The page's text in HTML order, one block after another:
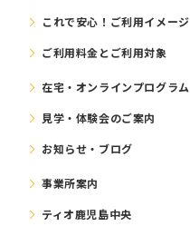
これで安⼼！ご利⽤イメージ
ご利⽤料⾦とご利⽤対象
在宅・オンラインプログラム
⾒学・体験会のご案内
お知らせ・ブログ
事業所案内
ティオ鹿児島中央